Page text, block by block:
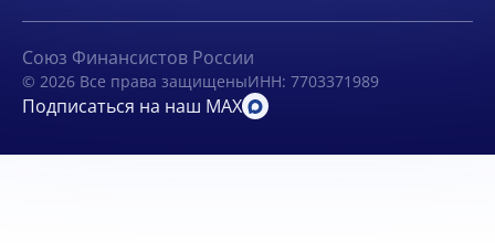
Союз Финансистов России
© 2026 Все права защищеныИНН: 7703371989
Подписаться на наш MAX